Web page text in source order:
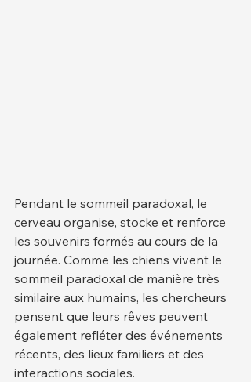
Pendant le sommeil paradoxal, le
cerveau organise, stocke et renforce
les souvenirs formés au cours de la
journée. Comme les chiens vivent le
sommeil paradoxal de manière très
similaire aux humains, les chercheurs
pensent que leurs rêves peuvent
également refléter des événements
récents, des lieux familiers et des
interactions sociales.